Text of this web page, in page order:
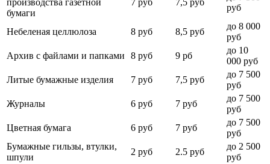
производства газетной
бумаги
7 руб 7,5 руб
руб
Небеленая целлюлоза 8 руб 8,5 руб
до 8 000
руб
Архив с файлами и папками
8 руб 9 рб
до 10
000 руб
Литые бумажные изделия
7 руб 7,5 руб
до 7 500
руб
Журналы
6 руб 7 руб
до 7 500
руб
Цветная бумага
6 руб 7 руб
до 7 500
руб
Бумажные гильзы, втулки,
шпули
2 руб 2.5 руб
до 2 500
руб